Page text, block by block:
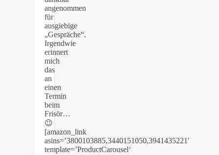
angenommen
für
ausgiebige
„Gespräche“.
Irgendwie
erinnert
mich
das
an
einen
Termin
beim
Frisör…
😉
[amazon_link
asins=’3800103885,3440151050,3941435221′
template=’ProductCarousel‘